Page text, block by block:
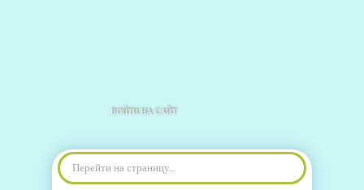
ВОЙТИ НА САЙТ
Перейти на страницу...